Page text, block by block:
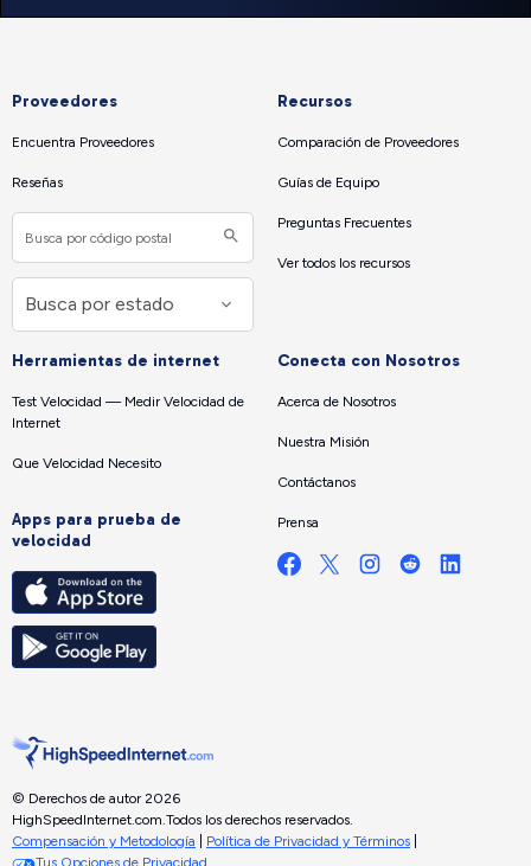
Proveedores
Encuentra Proveedores
Reseñas
Recursos
Comparación de Proveedores
Guías de Equipo
Preguntas Frecuentes
Ver todos los recursos
Herramientas de internet
Test Velocidad — Medir Velocidad de
Internet
Que Velocidad Necesito
Apps para prueba de
velocidad
Conecta con Nosotros
Acerca de Nosotros
Nuestra Misión
Contáctanos
Prensa
© Derechos de autor 2026
HighSpeedInternet.com. Todos los derechos reservados.
Compensación y Metodología
Política de Privacidad y Términos
Tus Opciones de Privacidad